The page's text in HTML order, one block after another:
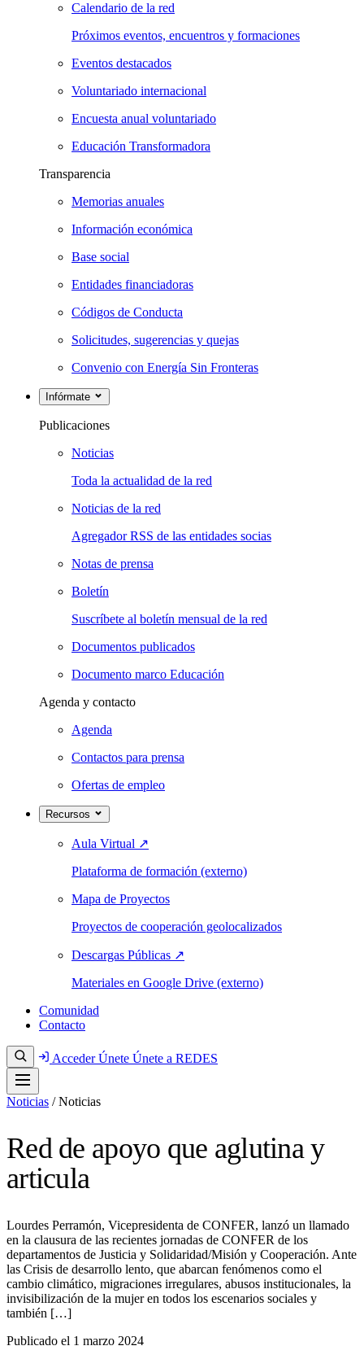
Calendario de la red
Próximos eventos, encuentros y formaciones
Eventos destacados
Voluntariado internacional
Encuesta anual voluntariado
Educación Transformadora
Transparencia
Memorias anuales
Información económica
Base social
Entidades financiadoras
Códigos de Conducta
Solicitudes, sugerencias y quejas
Convenio con Energía Sin Fronteras
Infórmate
Publicaciones
Noticias
Toda la actualidad de la red
Noticias de la red
Agregador RSS de las entidades socias
Notas de prensa
Boletín
Suscríbete al boletín mensual de la red
Documentos publicados
Documento marco Educación
Agenda y contacto
Agenda
Contactos para prensa
Ofertas de empleo
Recursos
Aula Virtual ↗
Plataforma de formación (externo)
Mapa de Proyectos
Proyectos de cooperación geolocalizados
Descargas Públicas ↗
Materiales en Google Drive (externo)
Comunidad
Contacto
AccederÚnete Únete a REDES
Noticias / Noticias
Red de apoyo que aglutina y
articula
Lourdes Perramón, Vicepresidenta de CONFER, lanzó un llamado
en la clausura de las recientes jornadas de CONFER de los
departamentos de Justicia y Solidaridad/Misión y Cooperación. Ante
las Crisis de desarrollo lento, que abarcan fenómenos como el
cambio climático, migraciones irregulares, abusos institucionales, la
invisibilización de la mujer en todos los escenarios sociales y
también […]
Publicado el 1 marzo 2024